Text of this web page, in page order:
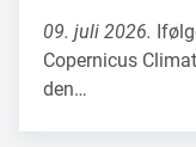
09. juli 2026.
Copernicus
den…